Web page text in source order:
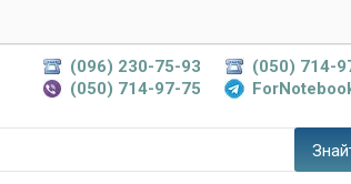
(096) 230-75-93
(050) 714-97-75
(050) 714-